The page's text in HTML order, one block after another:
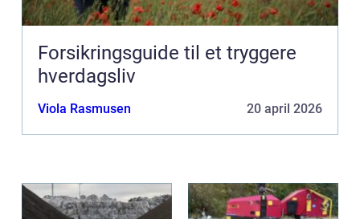
Forsikringsguide til et tryggere
hverdagsliv
Viola Rasmusen 20 april 2026